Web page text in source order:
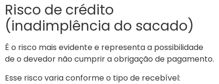
Risco de crédito
(inadimplência do sacado)
É o risco mais evidente e representa a possibilidade
de o devedor não cumprir a obrigação de pagamento.
Esse risco varia conforme o tipo de recebível: